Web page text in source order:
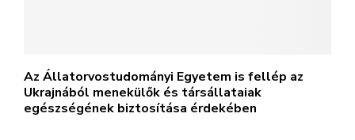
Az Állatorvostudományi Egyetem is fellép az
Ukrajnából menekülők és társállataiak
egészségének biztosítása érdekében